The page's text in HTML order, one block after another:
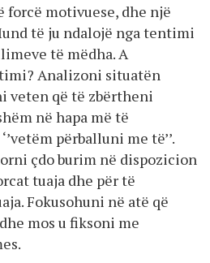
forcë motivuese, dhe një
të ju ndalojë nga tentimi
të mëdha. A
Analizoni situatën
veten që të zbërtheni
në hapa më të
përballuni me të’’.
çdo burim në dispozicion
tuaja dhe për të
Fokusohuni në atë që
mos u fiksoni me